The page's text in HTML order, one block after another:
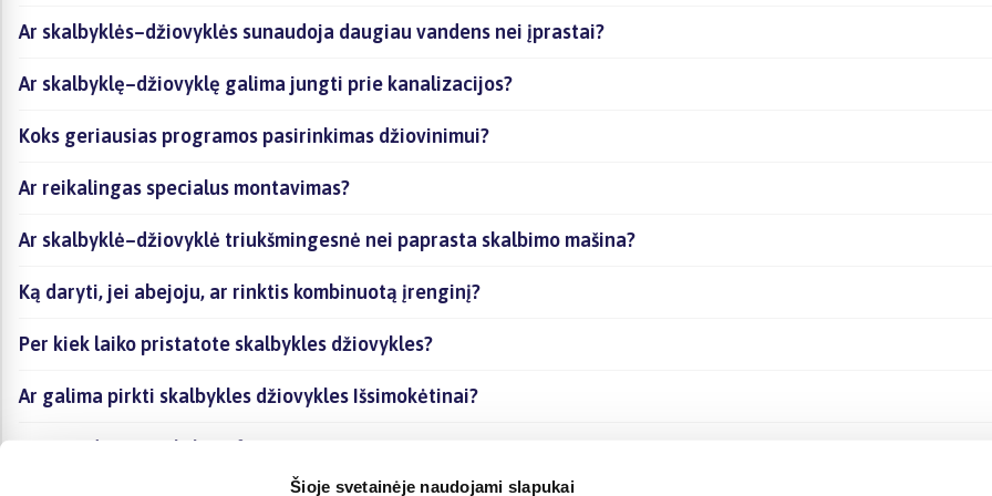
Šioje svetainėje naudojami slapukai
Ar skalbyklės–džiovyklės sunaudoja daugiau vandens nei įprastai?
Ar skalbyklę–džiovyklę galima jungti prie kanalizacijos?
Koks geriausias programos pasirinkimas džiovinimui?
Ar reikalingas specialus montavimas?
Ar skalbyklė–džiovyklė triukšmingesnė nei paprasta skalbimo mašina?
Ką daryti, jei abejoju, ar rinktis kombinuotą įrenginį?
Per kiek laiko pristatote skalbykles džiovykles?
Ar galima pirkti skalbykles džiovykles Išsimokėtinai?
Kur visada rasti tikslią informaciją apie pristatymą ir terminus?